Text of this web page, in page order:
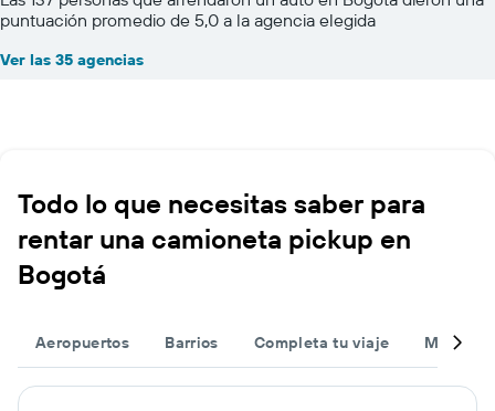
puntuación promedio de 5,0 a la agencia elegida
Ver las 35 agencias
Todo lo que necesitas saber para
rentar una camioneta pickup en
Bogotá
Aeropuertos Barrios Completa tu viaje Muchas